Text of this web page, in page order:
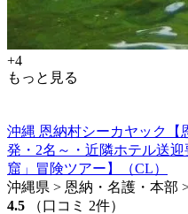
+4
もっと見る
沖縄 恩納村シーカヤック【
発・2名～・近隣ホテル送
窟」冒険ツアー】（CL）
沖縄県 > 恩納・名護・本部
4.5
（口コミ 2件）